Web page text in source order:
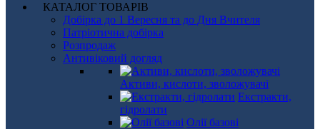
КАТАЛОГ ТОВАРІВ
Добірка до 1 Вересня та до Дня Вчителя
Патріотична добірка
Розпродаж
Антивіковий догляд
Активи, кислоти, зволожувачі
Екстракти,
гідролати
Олії базові